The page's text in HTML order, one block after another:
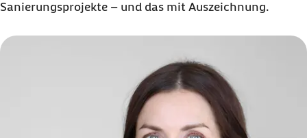
Sanierungsprojekte – und das mit Auszeichnung.